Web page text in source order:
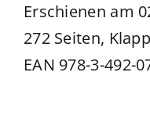
Erschienen am
272 Seiten,
EAN 978-3-492-